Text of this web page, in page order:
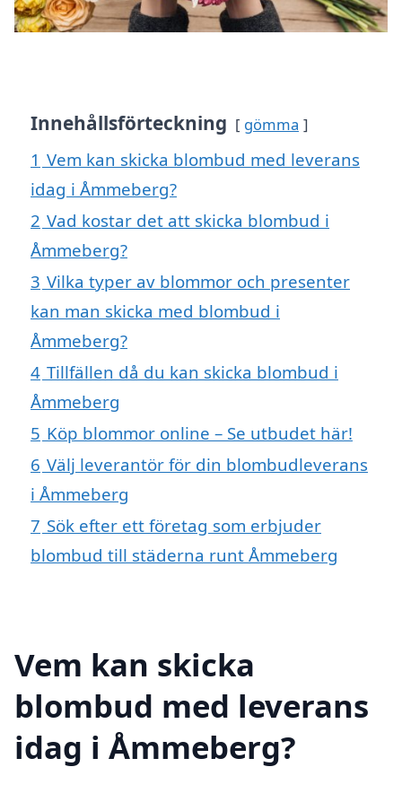
Innehållsförteckning gömma
1 Vem kan skicka blombud med leverans
idag i Åmmeberg?
2 Vad kostar det att skicka blombud i
Åmmeberg?
3 Vilka typer av blommor och presenter
kan man skicka med blombud i
Åmmeberg?
4 Tillfällen då du kan skicka blombud i
Åmmeberg
5 Köp blommor online – Se utbudet här!
6 Välj leverantör för din blombudleverans
i Åmmeberg
7 Sök efter ett företag som erbjuder
blombud till städerna runt Åmmeberg
Vem kan skicka
blombud med leverans
idag i Åmmeberg?